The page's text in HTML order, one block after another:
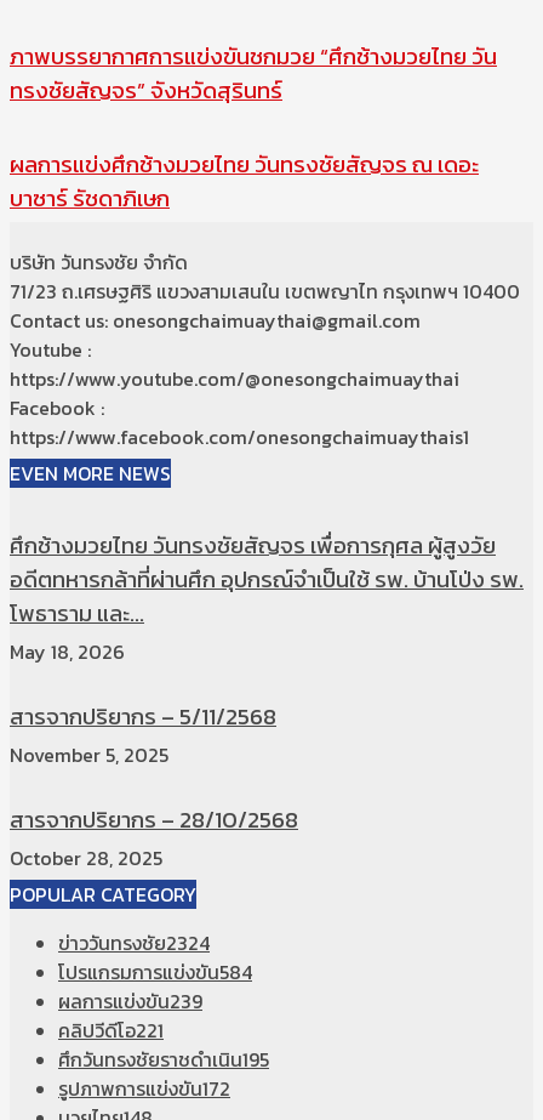
ภาพบรรยากาศการแข่งขันชกมวย “ศึกช้างมวยไทย วัน
ทรงชัยสัญจร” จังหวัดสุรินทร์
ผลการแข่งศึกช้างมวยไทย วันทรงชัยสัญจร ณ เดอะ
บาซาร์ รัชดาภิเษก
บริษัท วันทรงชัย จำกัด
71/23 ถ.เศรษฐศิริ แขวงสามเสนใน เขตพญาไท กรุงเทพฯ 10400
Contact us: onesongchaimuaythai@gmail.com
Youtube :
https://www.youtube.com/@onesongchaimuaythai
Facebook :
https://www.facebook.com/onesongchaimuaythais1
EVEN MORE NEWS
ศึกช้างมวยไทย วันทรงชัยสัญจร เพื่อการกุศล ผู้สูงวัย
อดีตทหารกล้าที่ผ่านศึก อุปกรณ์จำเป็นใช้ รพ. บ้านโป่ง รพ.
โพธาราม และ...
May 18, 2026
สารจากปริยากร – 5/11/2568
November 5, 2025
สารจากปริยากร – 28/10/2568
October 28, 2025
POPULAR CATEGORY
ข่าววันทรงชัย2324
โปรแกรมการแข่งขัน584
ผลการแข่งขัน239
คลิปวีดีโอ221
ศึกวันทรงชัยราชดำเนิน195
รูปภาพการแข่งขัน172